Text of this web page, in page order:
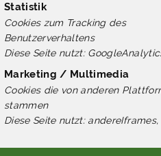
Widerruf
DIS-
Statistik
Cookies zum Tracking des
Benutzerverhaltens
Diese Seite nutzt:
Marketing / Multimedia
Cookies die von anderen
stammen
Diese Seite nutzt: